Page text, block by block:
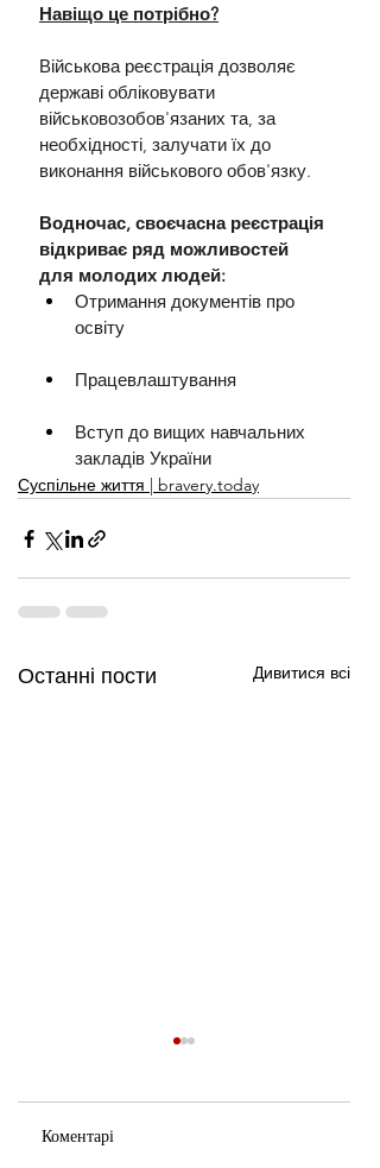
Навіщо це потрібно?
Військова реєстрація дозволяє
державі обліковувати
військовозобов'язаних та, за
необхідності, залучати їх до
виконання військового обов'язку.
Водночас, своєчасна реєстрація
відкриває ряд можливостей
для молодих людей:
Отримання документів про
освіту
Працевлаштування
Вступ до вищих навчальних
закладів України
Суспільне життя | bravery.today
Останні пости Дивитися всі
Коментарі